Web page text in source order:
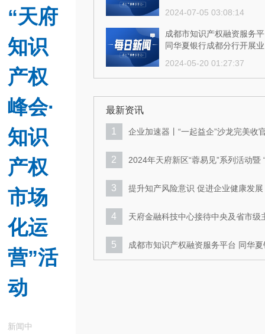
“天府
知识
产权
峰会·
知识
产权
市场
化运
营”活
动
新闻中
2024-07-05 03:08:14
成都市知识产权融资服务
同华夏银行成都分行开展
2024-05-20 01:27:37
多措并举推进技术合同认
最新资讯
1
企业加速器丨“一起益企”沙龙完美收
2
2024年天府新区“蓉易见”系列活动暨
3 提升知产风险意识 促进企业健康发展
4
天府金融科技中心接待中央及省市级
5
成都市知识产权融资服务平台 同华夏
成都分行开展业务交流